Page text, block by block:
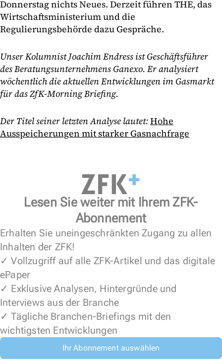
Donnerstag nichts Neues. Derzeit führen THE, das
Wirtschaftsministerium und die
Regulierungsbehörde dazu Gespräche.
Unser Kolumnist Joachim Endress ist Geschäftsführer
des Beratungsunternehmens Ganexo. Er analysiert
wöchentlich die aktuellen Entwicklungen im Gasmarkt
für das ZfK-Morning Briefing.
Der Titel seiner letzten Analyse lautet:Hohe
Ausspeicherungen mit starker Gasnachfrage
Lesen Sie weiter mit Ihrem ZFK-
Abonnement
Erhalten Sie uneingeschränkten Zugang zu allen
Inhalten der ZFK!
✓ Vollzugriff auf alle ZFK-Artikel und das digitale
ePaper
✓ Exklusive Analysen, Hintergründe und
Interviews aus der Branche
✓ Tägliche Branchen-Briefings mit den
wichtigsten Entwicklungen
Ihr Abonnement auswählen